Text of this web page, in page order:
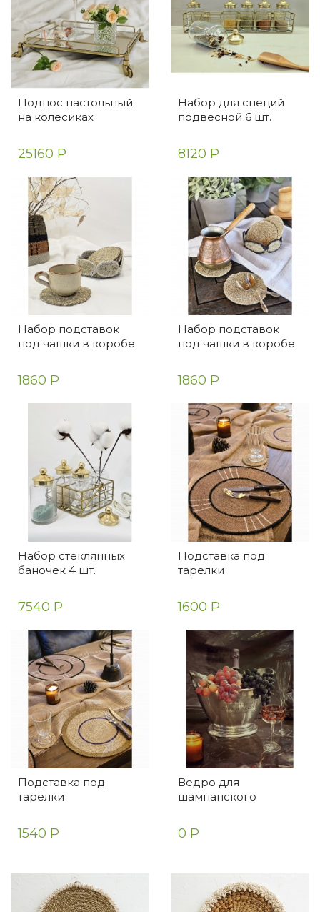
Поднос настольный
на колесиках
25160 Р
Набор для специй
подвесной 6 шт.
8120 Р
Набор подставок
под чашки в коробе
1860 Р
Набор подставок
под чашки в коробе
1860 Р
Набор стеклянных
баночек 4 шт.
7540 Р
Подставка под
тарелки
1600 Р
Подставка под
тарелки
1540 Р
Ведро для
шампанского
0 Р